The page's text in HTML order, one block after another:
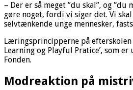
– Der er så meget ”du skal”, og ”du
gøre noget, fordi vi siger det. Vi
selvtænkende unge mennesker,
Læringsprincipperne på efterskolen
Learning og Playful Pratice’, som
Fonden.
Modreaktion på